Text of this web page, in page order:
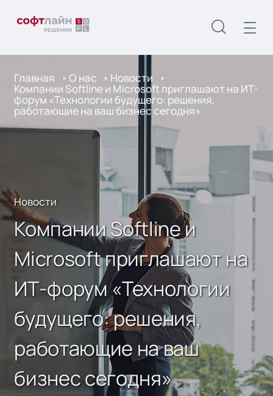
Главная О нас Новости
Компании Softline и Microsoft приглашают на ИТ-
форум «Технологии будущего: решения,
работающие на ваш бизнес сегодня»
Новости
Компании Softline и
Microsoft приглашают на
ИТ-форум «Технологии
будущего: решения,
работающие на ваш
бизнес сегодня»